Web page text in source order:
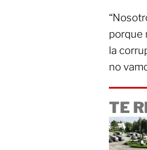
porque
la
no
TE